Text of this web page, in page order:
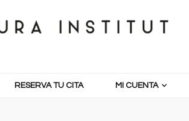
RESERVA TU CITA MI CUENTA